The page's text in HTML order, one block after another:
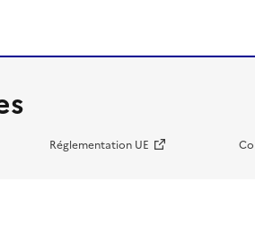
Réglementation UE